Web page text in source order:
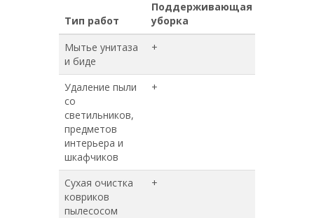
Тип работ
Поддерживающая
уборка
Мытье унитаза
и биде
+
Удаление пыли
со
светильников,
предметов
интерьера и
шкафчиков
+
Сухая очистка
ковриков
пылесосом
+